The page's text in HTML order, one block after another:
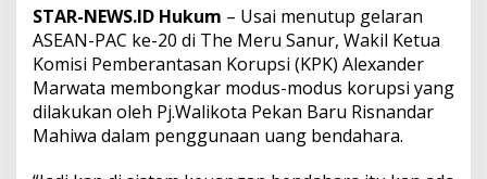
a
k
u
k
a
n
P
u
STAR-NEWS.ID Hukum – Usai menutup gelaran
ASEAN-PAC ke-20 di The Meru Sanur, Wakil Ketua
Komisi Pemberantasan Korupsi (KPK) Alexander
Marwata membongkar modus-modus korupsi yang
dilakukan oleh Pj.Walikota Pekan Baru Risnandar
Mahiwa dalam penggunaan uang bendahara.